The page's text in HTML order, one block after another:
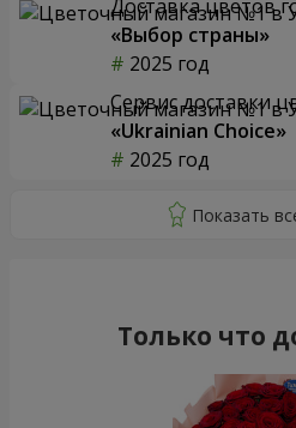
Доставка цветов
«Выбор страны»
2025 год
Сервис доставки
«Ukrainian Choice»
2025 год
Только что